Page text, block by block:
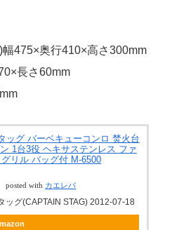
475×奥行410×高さ300mm
長さ60mm
ッグ バーベキューコンロ 焚火台
1台3役 ヘキサステンレス ファ
リル バッグ付 M-6500
posted with カエレバ
ッグ(CAPTAIN STAG) 2012-07-18